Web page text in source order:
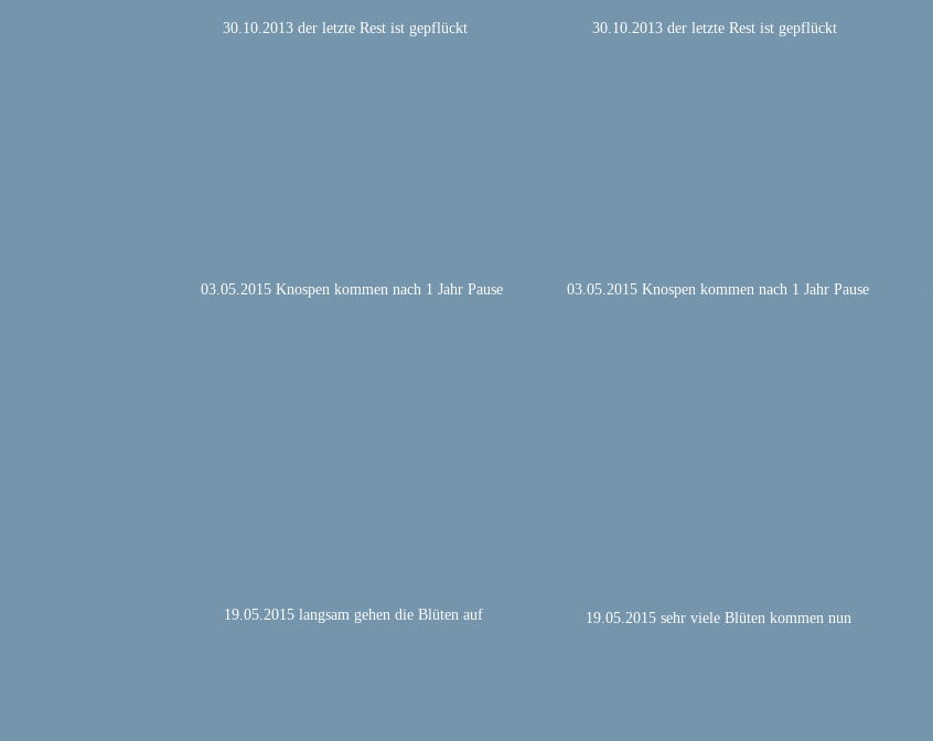
30.10.2013 der letzte Rest ist gepflückt 30.10.2013 der letzte Rest ist gepflückt
03.05.2015 Knospen kommen nach 1 Jahr Pause 03.05.2015 Knospen kommen nach 1 Jahr Pause
19.05.2015 langsam gehen die Blüten auf 19.05.2015 sehr viele Blüten kommen nun